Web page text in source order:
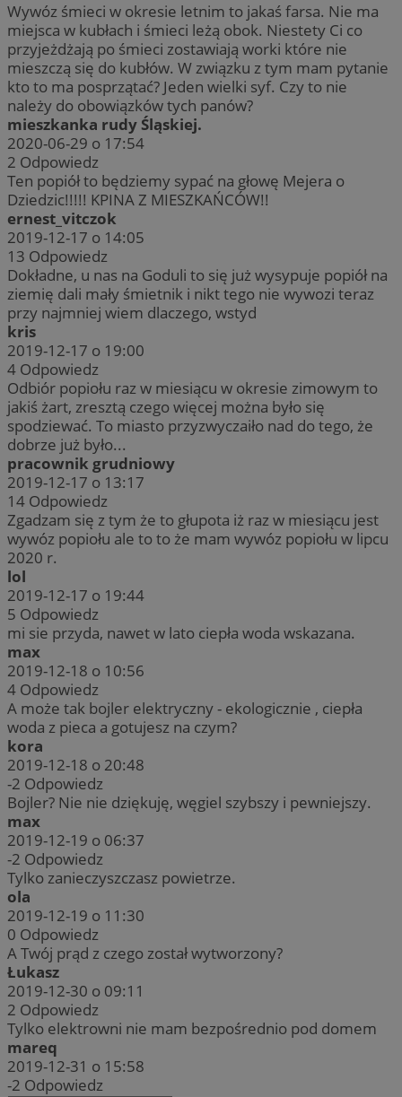
Wywóz śmieci w okresie letnim to jakaś farsa. Nie ma
miejsca w kubłach i śmieci leżą obok. Niestety Ci co
przyjeżdżają po śmieci zostawiają worki które nie
mieszczą się do kubłów. W związku z tym mam pytanie
kto to ma posprzątać? Jeden wielki syf. Czy to nie
należy do obowiązków tych panów?
mieszkanka rudy Śląskiej.
2020-06-29 o 17:54
2 Odpowiedz
Ten popiół to będziemy sypać na głowę Mejera o
Dziedzic!!!!! KPINA Z MIESZKAŃCÓW!!
ernest_vitczok
2019-12-17 o 14:05
13 Odpowiedz
Dokładne, u nas na Goduli to się już wysypuje popiół na
ziemię dali mały śmietnik i nikt tego nie wywozi teraz
przy najmniej wiem dlaczego, wstyd
kris
2019-12-17 o 19:00
4 Odpowiedz
Odbiór popiołu raz w miesiącu w okresie zimowym to
jakiś żart, zresztą czego więcej można było się
spodziewać. To miasto przyzwyczaiło nad do tego, że
dobrze już było...
pracownik grudniowy
2019-12-17 o 13:17
14 Odpowiedz
Zgadzam się z tym że to głupota iż raz w miesiącu jest
wywóz popiołu ale to to że mam wywóz popiołu w lipcu
2020 r.
lol
2019-12-17 o 19:44
5 Odpowiedz
mi sie przyda, nawet w lato ciepła woda wskazana.
max
2019-12-18 o 10:56
4 Odpowiedz
A może tak bojler elektryczny - ekologicznie , ciepła
woda z pieca a gotujesz na czym?
kora
2019-12-18 o 20:48
-2 Odpowiedz
Bojler? Nie nie dziękuję, węgiel szybszy i pewniejszy.
max
2019-12-19 o 06:37
-2 Odpowiedz
Tylko zanieczyszczasz powietrze.
ola
2019-12-19 o 11:30
0 Odpowiedz
A Twój prąd z czego został wytworzony?
Łukasz
2019-12-30 o 09:11
2 Odpowiedz
Tylko elektrowni nie mam bezpośrednio pod domem
mareq
2019-12-31 o 15:58
-2 Odpowiedz